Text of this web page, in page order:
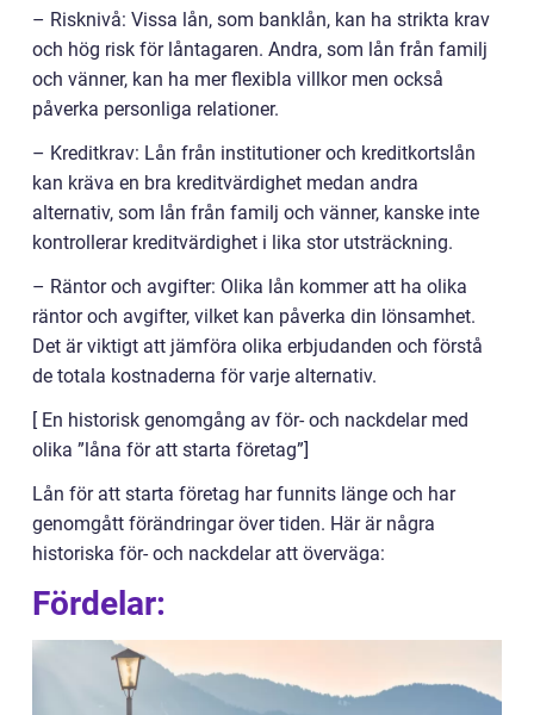
– Risknivå: Vissa lån, som banklån, kan ha strikta krav
och hög risk för låntagaren. Andra, som lån från familj
och vänner, kan ha mer flexibla villkor men också
påverka personliga relationer.
– Kreditkrav: Lån från institutioner och kreditkortslån
kan kräva en bra kreditvärdighet medan andra
alternativ, som lån från familj och vänner, kanske inte
kontrollerar kreditvärdighet i lika stor utsträckning.
– Räntor och avgifter: Olika lån kommer att ha olika
räntor och avgifter, vilket kan påverka din lönsamhet.
Det är viktigt att jämföra olika erbjudanden och förstå
de totala kostnaderna för varje alternativ.
[ En historisk genomgång av för- och nackdelar med
olika ”låna för att starta företag”]
Lån för att starta företag har funnits länge och har
genomgått förändringar över tiden. Här är några
historiska för- och nackdelar att överväga:
Fördelar: